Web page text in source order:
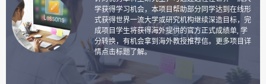
学获得学习机会，本项目帮助部分同学达到在线形
式获得世界一流大学或研究机构继续深造目标，完
成项目学生将获得海外提供的官方正式成绩单, 学
分转换，有机会拿到海外教授推荐信。更多项目详
情点击标题了解。